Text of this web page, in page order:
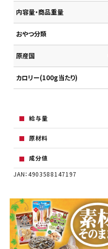
内容量・商品重量
おやつ分類
原産国
カロリー(100g当たり)
給与量
原材料
成分値
JAN：4903588147197